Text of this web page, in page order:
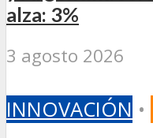
alza: 3%
3 agosto 2026
INNOVACIÓN •